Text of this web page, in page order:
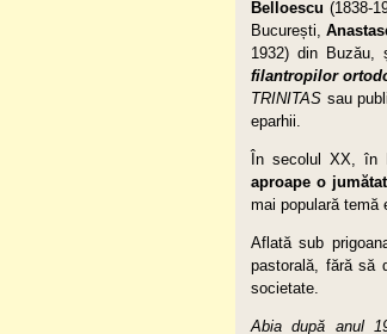
Belloescu (1838-
București,
1932) din
filantropilor
TRINITASsau
eparhii.
În secolul XX, în
aproape o
mai populară temă
Aflată sub
pastorală, fără să
societate.
Abia după anul